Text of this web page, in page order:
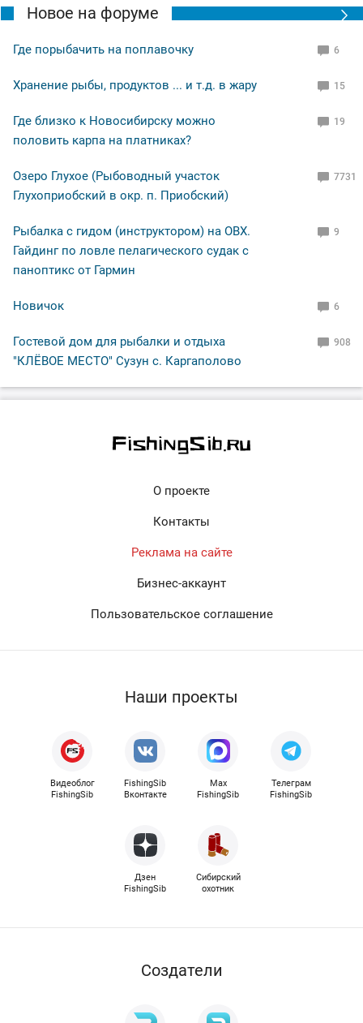
Новое на форуме
Где порыбачить на поплавочку 6
Хранение рыбы, продуктов ... и т.д. в жару 15
Где близко к Новосибирску можно
половить карпа на платниках?
19
Озеро Глухое (Рыбоводный участок
Глухоприобский в окр. п. Приобский)
7731
Рыбалка с гидом (инструктором) на ОВХ.
Гайдинг по ловле пелагического судак с
паноптикс от Гармин
9
Новичок 6
Гостевой дом для рыбалки и отдыха
"КЛЁВОЕ МЕСТО" Сузун с. Каргаполово
908
О проекте
Контакты
Реклама на сайте
Бизнес-аккаунт
Пользовательское соглашение
Наши проекты
Видеоблог
FishingSib
FishingSib
Вконтакте
Max
FishingSib
Телеграм
FishingSib
Дзен
FishingSib
Сибирский
охотник
Cоздатели